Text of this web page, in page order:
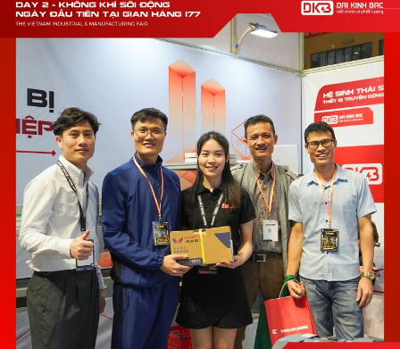
ĐẠI KINH BẮC MỞ RỘNG QUY MÔ - NÂNG CAO CHẤT
LƯỢNG DỊCH VỤ